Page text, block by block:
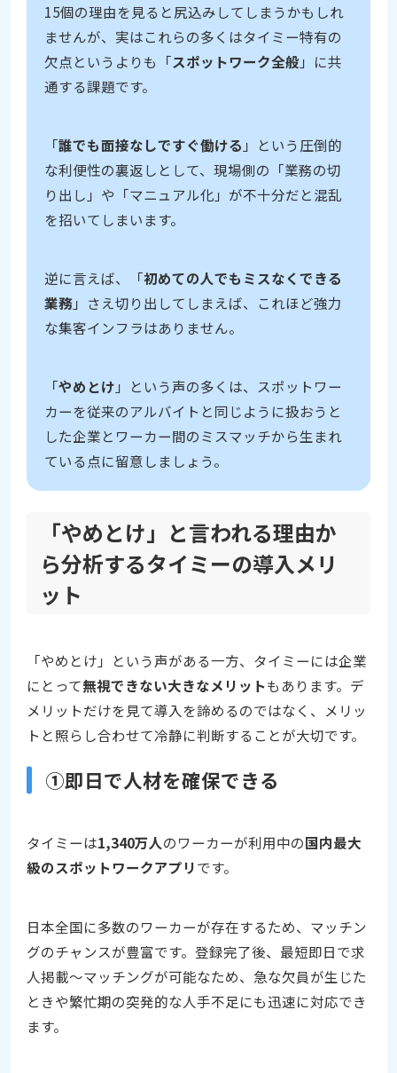
15個の理由を見ると尻込みしてしまうかもしれ
ませんが、実はこれらの多くはタイミー特有の
欠点というよりも「スポットワーク全般 」に共
通する課題です。
「誰でも面接なしですぐ働ける 」という圧倒的
な利便性の裏返しとして、現場側の「業務の切
り出し」や「マニュアル化」が不十分だと混乱
を招いてしまいます。
逆に言えば、「初めての人でもミスなくできる
業務」さえ切り出してしまえば、これほど強力
な集客インフラはありません。
「やめとけ 」という声の多くは、スポットワー
カーを従来のアルバイトと同じように扱おうと
した企業とワーカー間のミスマッチから生まれ
ている点に留意しましょう。
「やめとけ」と言われる理由か
ら分析するタイミーの導入メリ
ット
「やめとけ」という声がある一方、タイミーには企業
にとって無視できない大きなメリットもあります。デ
メリットだけを見て導入を諦めるのではなく、メリッ
トと照らし合わせて冷静に判断することが大切です。
①即日で人材を確保できる
タイミーは1,340万人のワーカーが利用中の国内最大
級のスポットワークアプリです。
日本全国に多数のワーカーが存在するため、マッチン
グのチャンスが豊富です。登録完了後、最短即日で求
人掲載〜マッチングが可能なため、急な欠員が生じた
ときや繁忙期の突発的な人手不足にも迅速に対応でき
ます。